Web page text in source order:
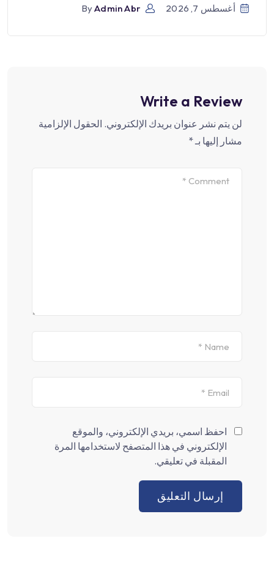
أغسطس 7, 2026 ByAdmin Abr
Write a Review
لن يتم نشر عنوان بريدك الإلكتروني. الحقول الإلزامية
مشار إليها بـ*
احفظ اسمي، بريدي الإلكتروني، والموقع
الإلكتروني في هذا المتصفح لاستخدامها المرة
المقبلة في تعليقي.